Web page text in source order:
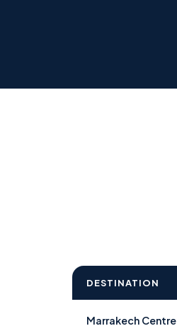
DESTINATION
Marrakech Centre